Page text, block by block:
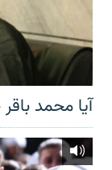
آیا محمد